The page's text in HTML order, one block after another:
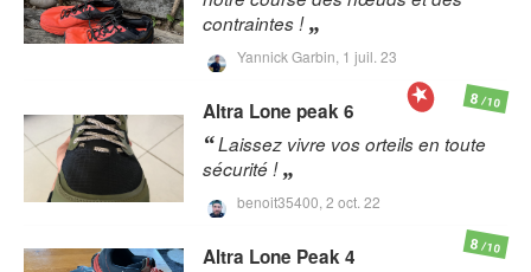
contraintes !
Yannick Garbin, 1 juil. 23
Altra Lone peak 6
Laissez vivre vos orteils en toute
sécurité !
benoit35400, 2 oct. 22
8/10
Altra Lone Peak 4 8/10